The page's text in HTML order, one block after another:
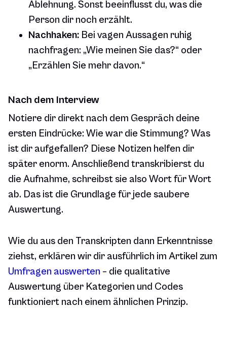
Ablehnung. Sonst beeinflusst du, was die
Person dir noch erzählt.
Nachhaken: Bei vagen Aussagen ruhig
nachfragen: „Wie meinen Sie das?“ oder
„Erzählen Sie mehr davon.“
Nach dem Interview
Notiere dir direkt nach dem Gespräch deine
ersten Eindrücke: Wie war die Stimmung? Was
ist dir aufgefallen? Diese Notizen helfen dir
später enorm. Anschließend transkribierst du
die Aufnahme, schreibst sie also Wort für Wort
ab. Das ist die Grundlage für jede saubere
Auswertung.
Wie du aus den Transkripten dann Erkenntnisse
ziehst, erklären wir dir ausführlich im Artikel zum
Umfragen auswerten – die qualitative
Auswertung über Kategorien und Codes
funktioniert nach einem ähnlichen Prinzip.